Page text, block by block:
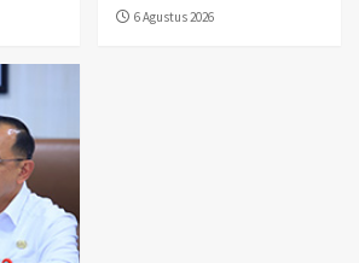
6 Agustus 2026